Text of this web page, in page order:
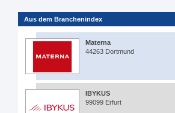
Aus dem Branchenindex
Materna
44263 Dortmund
IBYKUS
99099 Erfurt